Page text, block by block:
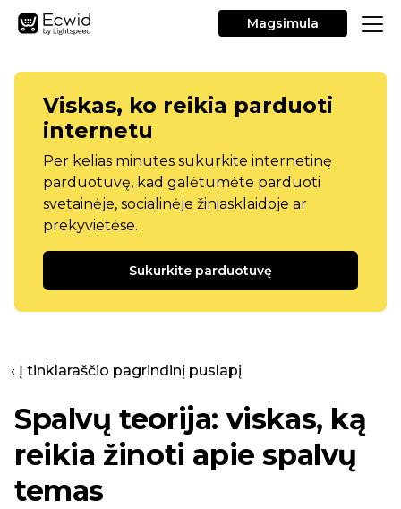
Magsimula
Viskas, ko reikia parduoti
internetu
Per kelias minutes sukurkite internetinę
parduotuvę, kad galėtumėte parduoti
svetainėje, socialinėje žiniasklaidoje ar
prekyvietėse.
Sukurkite parduotuvę
‹ Į tinklaraščio pagrindinį puslapį
Spalvų teorija: viskas, ką
reikia žinoti apie spalvų
temas